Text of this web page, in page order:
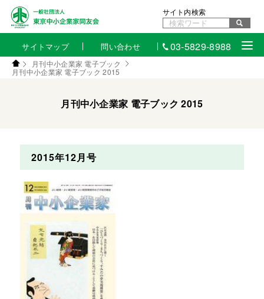
サイト内検索
サイトマップ 問い合わせ 03-5829-8988
月刊中小企業家 電子ブック
月刊中小企業家 電子ブック 2015
月刊中小企業家 電子ブック 2015
2015年12月号